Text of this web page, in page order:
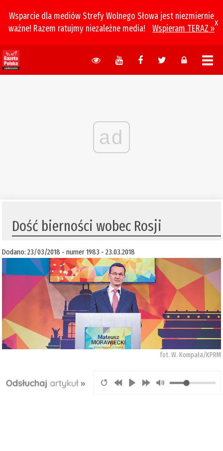
Wsparcie dla mediów Strefy Wolnego Słowa jest niezmiernie
ważne! Razem ratujmy niezależne media!
Wspieram TERAZ »
x
ad
Dość bierności wobec Rosji
Dodano: 23/03/2018 - numer 1983 - 23.03.2018
fot. W. Kompała/KPRM